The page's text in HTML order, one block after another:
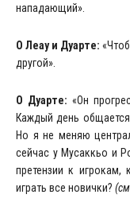
нападающий».
О Леау и Дуарте:
другой».
О Дуарте: «Он
Каждый день
Но я не меняю
сейчас у Мусаккьо и
претензии к
играть все новички?